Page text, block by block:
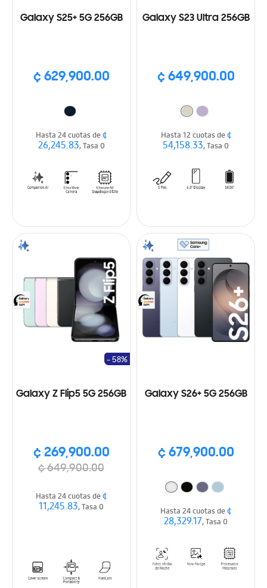
Galaxy S25+ 5G 256GB
¢ 629,900.00
Hasta 24 cuotas de¢
26,245.83, Tasa 0
Galaxy S23 Ultra 256GB
¢ 649,900.00
Hasta 12 cuotas de¢
54,158.33, Tasa 0
Galaxy Z Flip5 5G 256GB
¢ 269,900.00
¢ 649,900.00
- 58%
Hasta 24 cuotas de¢
11,245.83, Tasa 0
Galaxy S26+ 5G 256GB
¢ 679,900.00
Hasta 24 cuotas de¢
28,329.17, Tasa 0